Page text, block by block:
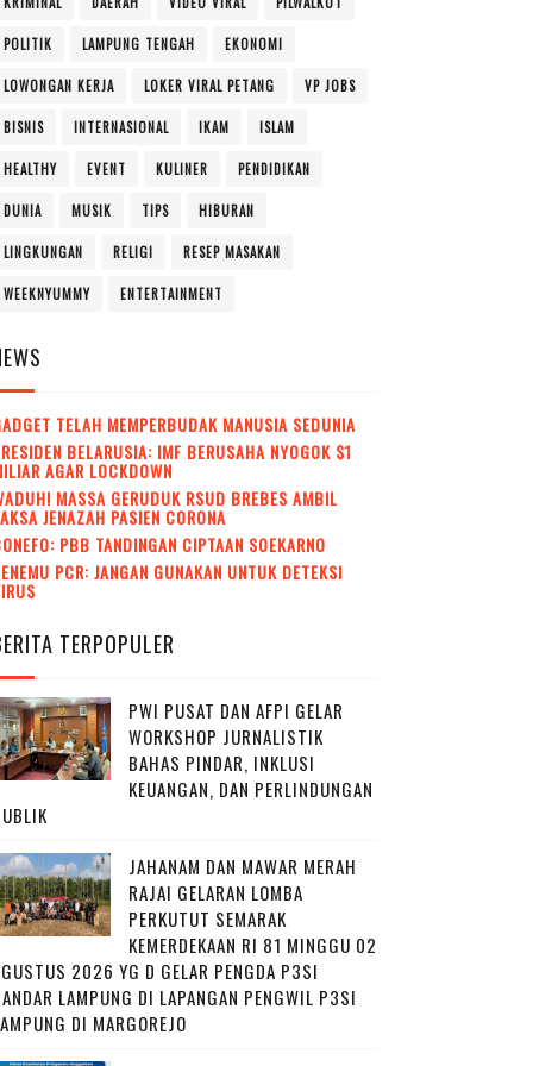
POLITIK LAMPUNG TENGAH EKONOMI
LOWONGAN KERJA LOKER VIRAL PETANG VP JOBS
BISNIS INTERNASIONAL IKAM ISLAM
HEALTHY EVENT KULINER PENDIDIKAN
DUNIA MUSIK TIPS HIBURAN
LINGKUNGAN RELIGI RESEP MASAKAN
WEEKNYUMMY ENTERTAINMENT
TELAH MEMPERBUDAK MANUSIA SEDUNIA
BELARUSIA: IMF BERUSAHA NYOGOK $1
AGAR LOCKDOWN
MASSA GERUDUK RSUD BREBES AMBIL
JENAZAH PASIEN CORONA
PBB TANDINGAN CIPTAAN SOEKARNO
PCR: JANGAN GUNAKAN UNTUK DETEKSI
TERPOPULER
PWI PUSAT DAN AFPI GELAR
WORKSHOP JURNALISTIK
BAHAS PINDAR, INKLUSI
KEUANGAN, DAN PERLINDUNGAN
JAHANAM DAN MAWAR MERAH
RAJAI GELARAN LOMBA
PERKUTUT SEMARAK
KEMERDEKAAN RI 81 MINGGU 02
2026 YG D GELAR PENGDA P3SI
LAMPUNG DI LAPANGAN PENGWIL P3SI
DI MARGOREJO